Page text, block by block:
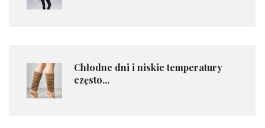
Chłodne dni i niskie temperatury
często...